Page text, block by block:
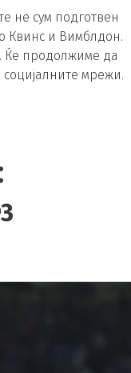
не сум подготвен
Квинс и Вимблдон.
Ќе продолжиме да
мрежи.